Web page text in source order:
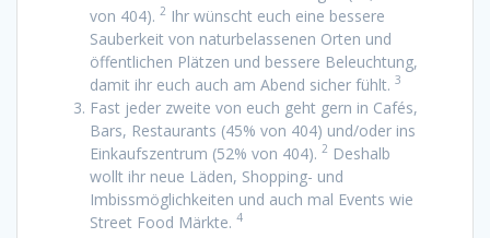
von 404). 2 Ihr wünscht euch eine bessere
Sauberkeit von naturbelassenen Orten und
öffentlichen Plätzen und bessere Beleuchtung,
damit ihr euch auch am Abend sicher fühlt. 3
Fast jeder zweite von euch geht gern in Cafés,
Bars, Restaurants (45% von 404) und/oder ins
Einkaufszentrum (52% von 404). 2 Deshalb
wollt ihr neue Läden, Shopping- und
Imbissmöglichkeiten und auch mal Events wie
Street Food Märkte. 4